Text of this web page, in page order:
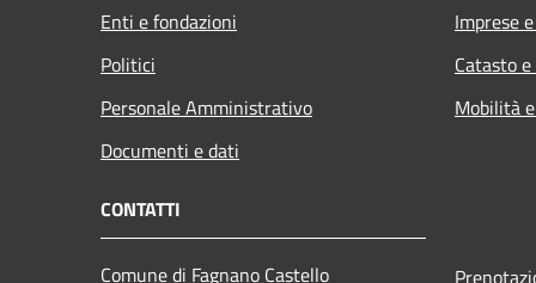
Enti e fondazioni
Politici
Personale Amministrativo
Documenti e dati
Imprese
Catasto
Mobilità
CONTATTI
Comune di Fagnano Castello